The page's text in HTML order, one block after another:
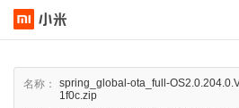
名称：
spring_global-ota_full-
1f0c.zip